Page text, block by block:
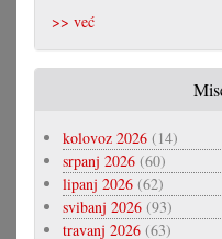
>> već
kolovoz 2026 (14)
srpanj 2026 (60)
lipanj 2026 (62)
svibanj 2026 (93)
travanj 2026 (63)